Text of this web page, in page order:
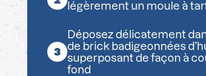
légèrement un moule à
Déposez délicatement
de brick badigeonnées
superposant de façon à
fond